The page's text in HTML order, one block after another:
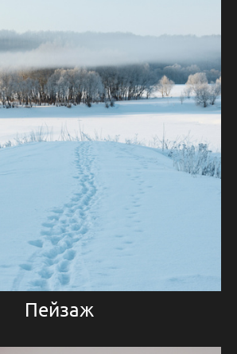
Пейзаж